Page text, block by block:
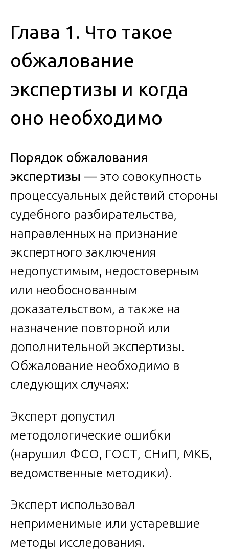
Глава 1. Что такое
обжалование
экспертизы и когда
оно необходимо
Порядок обжалования
экспертизы — это совокупность
процессуальных действий стороны
судебного разбирательства,
направленных на признание
экспертного заключения
недопустимым, недостоверным
или необоснованным
доказательством, а также на
назначение повторной или
дополнительной экспертизы.
Обжалование необходимо в
следующих случаях:
Эксперт допустил
методологические ошибки
(нарушил ФСО, ГОСТ, СНиП, МКБ,
ведомственные методики).
Эксперт использовал
неприменимые или устаревшие
методы исследования.